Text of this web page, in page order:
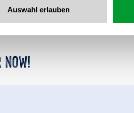
Auswahl erlauben